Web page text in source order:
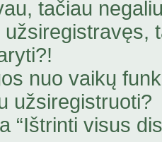
tačiau
nuo vaikų
užsiregistruoti?
“Ištrinti visus